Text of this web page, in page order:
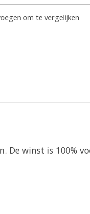
om te vergelijken
De winst is 100%